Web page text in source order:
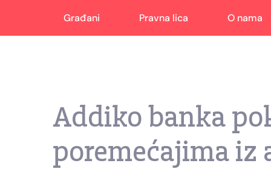
Građani Pravna lica O nama
Addiko banka
poremećajima